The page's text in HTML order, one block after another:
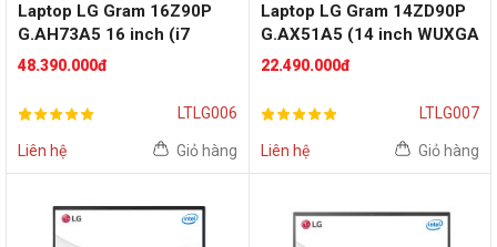
Laptop LG Gram 16Z90P
G.AH73A5 16 inch (i7
1165G7 | RAM 16GB | SSD
48.390.000đ
LTLG006
Liên hệ Giỏ hàng
Laptop LG Gram 14ZD90P
G.AX51A5 (14 inch WUXGA
| i5 1135G7 | RAM 8GB |
Silver
22.490.000đ
LTLG007
Liên hệ Giỏ hàng